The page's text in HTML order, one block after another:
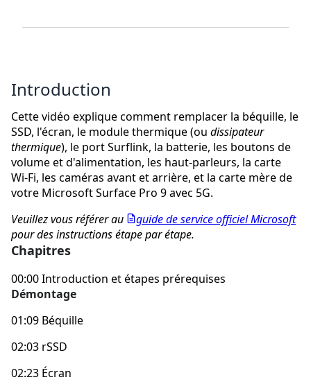
Introduction
Cette vidéo explique comment remplacer la béquille, le
SSD, l'écran, le module thermique (ou dissipateur
thermique), le port Surflink, la batterie, les boutons de
volume et d'alimentation, les haut-parleurs, la carte
Wi-Fi, les caméras avant et arrière, et la carte mère de
votre Microsoft Surface Pro 9 avec 5G.
Veuillez vous référer au
guide de service officiel Microsoft
pour des instructions étape par étape.
Chapitres
00:00 Introduction et étapes prérequises
Démontage
01:09 Béquille
02:03 rSSD
02:23 Écran